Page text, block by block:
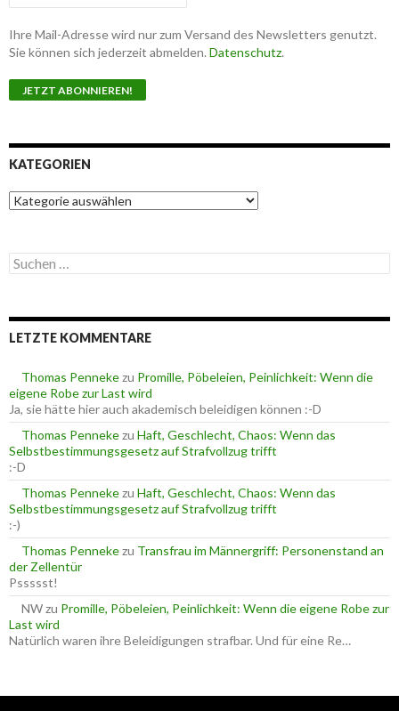
Ihre Mail-Adresse wird nur zum Versand des Newsletters genutzt.
Sie können sich jederzeit abmelden. Datenschutz.
KATEGORIEN
K
a
g
o
n
S
u
e
n
c
h
:
LETZTE KOMMENTARE
Thomas Pennekezu Promille, Pöbeleien, Peinlichkeit: Wenn die
eigene Robe zur Last wird
Ja, sie hätte hier auch akademisch beleidigen können :-D
Thomas Pennekezu Haft, Geschlecht, Chaos: Wenn das
Selbstbestimmungsgesetz auf Strafvollzug trifft
:-D
Thomas Pennekezu Haft, Geschlecht, Chaos: Wenn das
Selbstbestimmungsgesetz auf Strafvollzug trifft
:-)
Thomas Pennekezu Transfrau im Männergriff: Personenstand an
der Zellentür
Pssssst!
NWzu Promille, Pöbeleien, Peinlichkeit: Wenn die eigene Robe zur
Last wird
Natürlich waren ihre Beleidigungen strafbar. Und für eine Re…